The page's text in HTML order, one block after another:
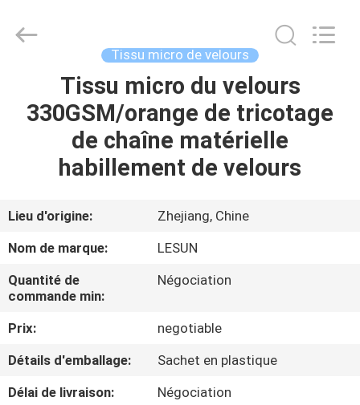
MAISON
PRODUITS
SUJET
DE
NOUS
VISITE
D'USINE
CONTRÔLE
Textile
Technology
Tissu micro de velours
Tissu micro du velours
330GSM/orange de tricotage
de chaîne matérielle
habillement de velours
Lieu d'origine:
Zhejiang, Chine
Nom de marque:
LESUN
Quantité de
commande min:
Négociation
Prix:
negotiable
Détails d'emballage:
Sachet en plastique
Délai de livraison:
Négociation